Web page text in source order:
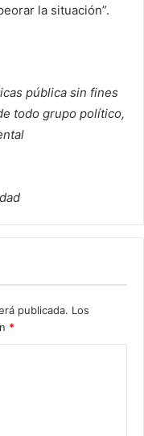
la situación”.
pública sin fines
todo grupo político,
publicada. Los
*